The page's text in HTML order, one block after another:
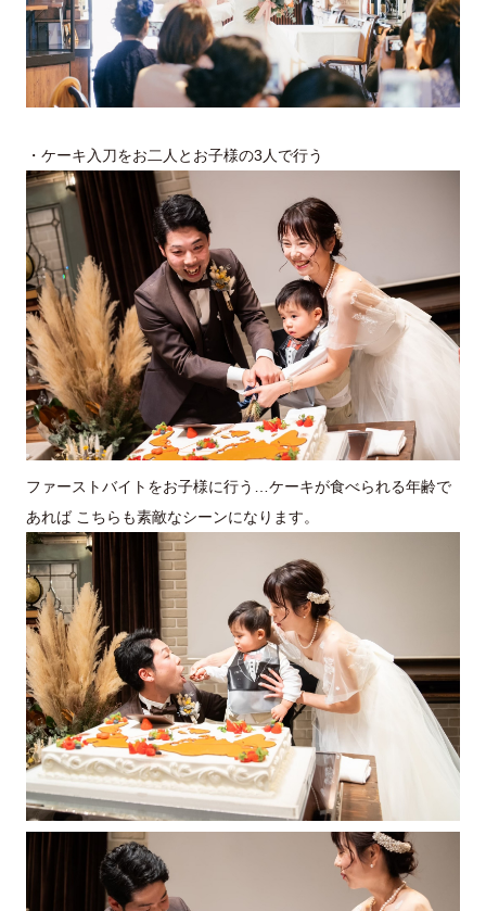
・ケーキ入刀をお二人とお子様の3人で行う
ファーストバイトをお子様に行う…ケーキが食べられる年齢で
あれば こちらも素敵なシーンになります。